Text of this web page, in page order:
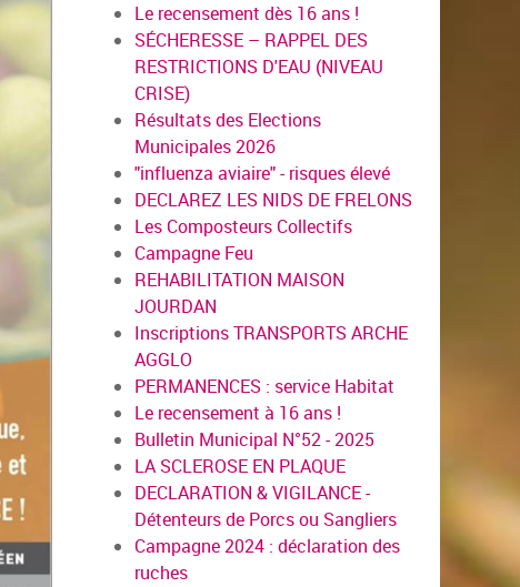
Le recensement dès 16 ans !
SÉCHERESSE – RAPPEL DES
RESTRICTIONS D'EAU (NIVEAU
CRISE)
Résultats des Elections
Municipales 2026
"influenza aviaire" - risques élevé
DECLAREZ LES NIDS DE FRELONS
Les Composteurs Collectifs
Campagne Feu
REHABILITATION MAISON
JOURDAN
Inscriptions TRANSPORTS ARCHE
AGGLO
PERMANENCES : service Habitat
Le recensement à 16 ans !
Bulletin Municipal N°52 - 2025
LA SCLEROSE EN PLAQUE
DECLARATION & VIGILANCE -
Détenteurs de Porcs ou Sangliers
Campagne 2024 : déclaration des
ruches